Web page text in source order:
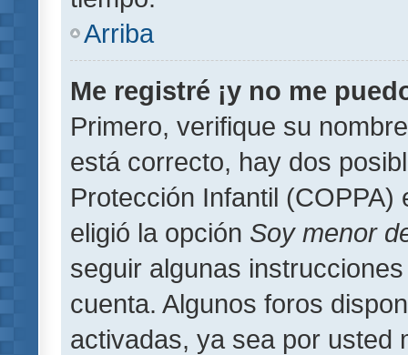
Arriba
Me registré ¡y no me
Primero, verifique su
está correcto, hay dos
Protección Infantil
eligió la opción Soy menor
seguir algunas
cuenta. Algunos foros
activadas, ya sea por usted